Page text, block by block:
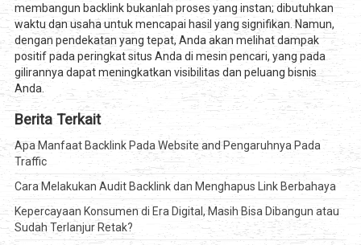
membangun backlink bukanlah proses yang instan; dibutuhkan
waktu dan usaha untuk mencapai hasil yang signifikan. Namun,
dengan pendekatan yang tepat, Anda akan melihat dampak
positif pada peringkat situs Anda di mesin pencari, yang pada
gilirannya dapat meningkatkan visibilitas dan peluang bisnis
Anda.
Berita Terkait
Apa Manfaat Backlink Pada Website and Pengaruhnya Pada
Traffic
Cara Melakukan Audit Backlink dan Menghapus Link Berbahaya
Kepercayaan Konsumen di Era Digital, Masih Bisa Dibangun atau
Sudah Terlanjur Retak?